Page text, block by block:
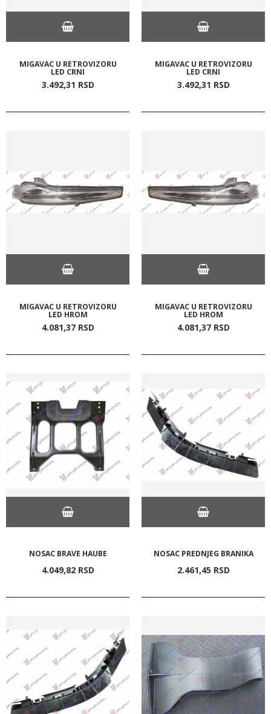
MIGAVAC U RETROVIZORU
LED CRNI
3.492,31 RSD
MIGAVAC U RETROVIZORU
LED CRNI
3.492,31 RSD
MIGAVAC U RETROVIZORU
LED HROM
4.081,37 RSD
MIGAVAC U RETROVIZORU
LED HROM
4.081,37 RSD
NOSAC BRAVE HAUBE
4.049,82 RSD
NOSAC PREDNJEG BRANIKA
2.461,45 RSD